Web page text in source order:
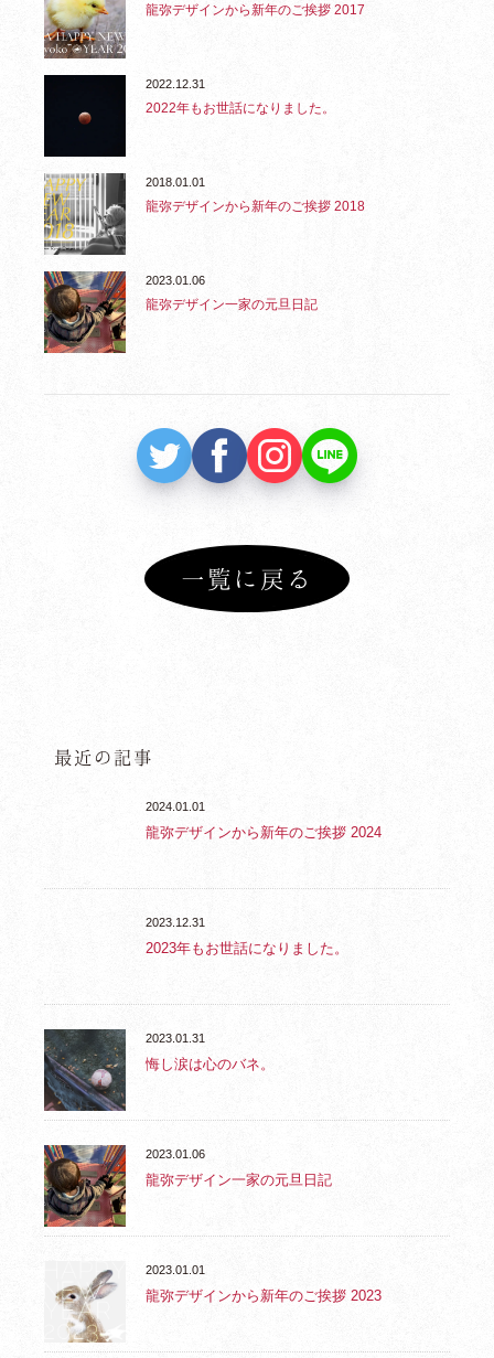
龍弥デザインから新年のご挨拶 2017
2022.12.31
2022年もお世話になりました。
2018.01.01
龍弥デザインから新年のご挨拶 2018
2023.01.06
龍弥デザイン一家の元旦日記
一覧に戻る
最近の記事
2024.01.01
龍弥デザインから新年のご挨拶 2024
2023.12.31
2023年もお世話になりました。
2023.01.31
悔し涙は心のバネ。
2023.01.06
龍弥デザイン一家の元旦日記
2023.01.01
龍弥デザインから新年のご挨拶 2023